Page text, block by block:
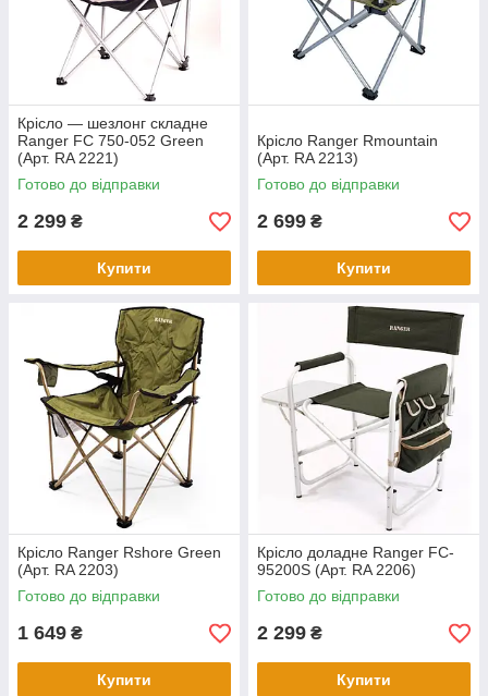
Крісло — шезлонг складне
Ranger FC 750-052 Green
(Арт. RA 2221)
Готово до відправки
2 299 ₴
Купити
Крісло Ranger Rmountain
(Арт. RA 2213)
Готово до відправки
2 699 ₴
Купити
Крісло Ranger Rshore Green
(Арт. RA 2203)
Готово до відправки
1 649 ₴
Купити
Крісло доладне Ranger FC-
95200S (Арт. RA 2206)
Готово до відправки
2 299 ₴
Купити